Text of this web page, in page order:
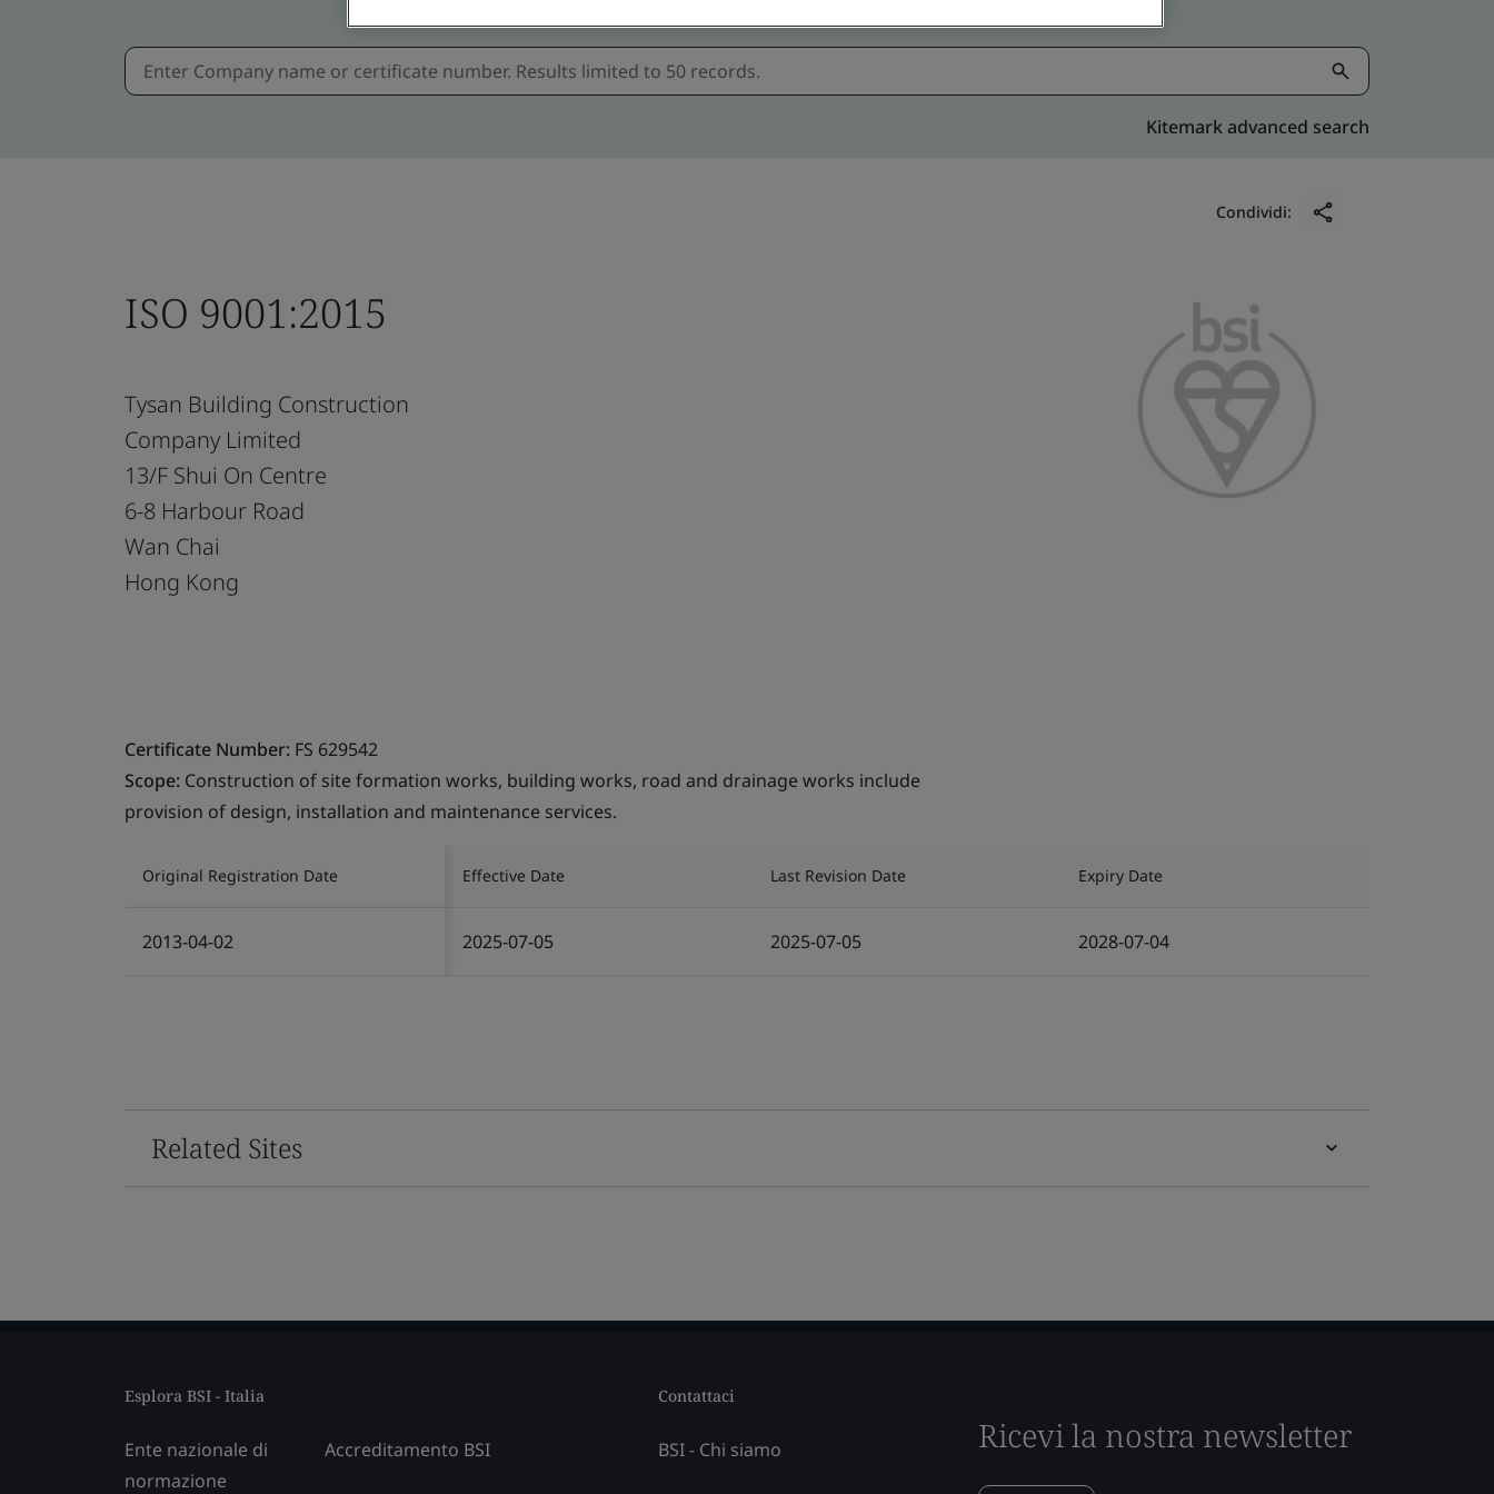
Kitemark advanced search
Condividi:
ISO 9001:2015
Tysan Building Construction
Company Limited
13/F Shui On Centre
6-8 Harbour Road
Wan Chai
Hong Kong
Certificate Number: FS 629542
Scope: Construction of site formation works, building works, road and drainage works include
provision of design, installation and maintenance services.
Original Registration Date Effective Date Last Revision Date Expiry Date
2013-04-02 2025-07-05 2025-07-05 2028-07-04
Related Sites
Esplora BSI - Italia
Ente nazionale di
normazione
Accreditamento BSI
Contattaci
BSI - Chi siamo Ricevi la nostra newsletter